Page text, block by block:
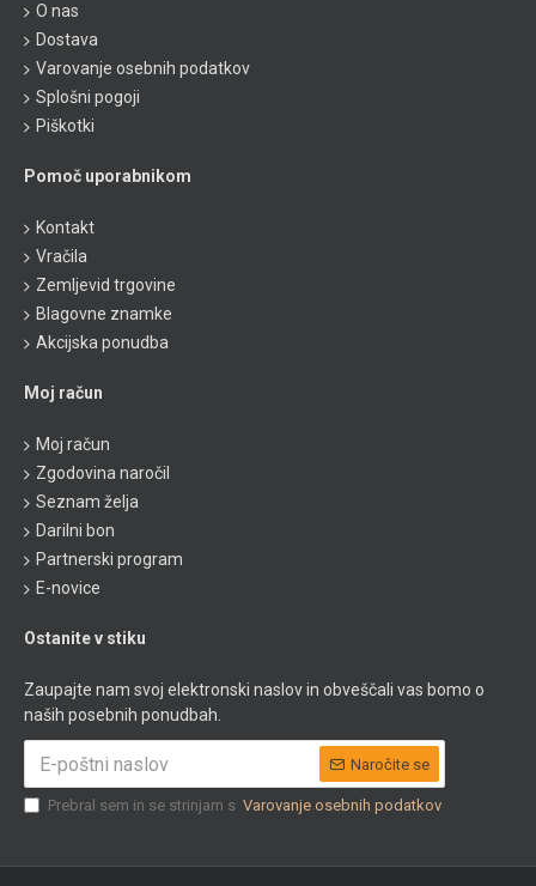
O nas
Dostava
Varovanje osebnih podatkov
Splošni pogoji
Piškotki
Pomoč uporabnikom
Kontakt
Vračila
Zemljevid trgovine
Blagovne znamke
Akcijska ponudba
Moj račun
Moj račun
Zgodovina naročil
Seznam želja
Darilni bon
Partnerski program
E-novice
Ostanite v stiku
Zaupajte nam svoj elektronski naslov in obveščali vas bomo o
naših posebnih ponudbah.
Naročite se
Prebral sem in se strinjam s Varovanje osebnih podatkov